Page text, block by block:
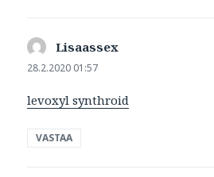
Lisaassex
28.2.2020 01:57
levoxyl synthroid
VASTAA